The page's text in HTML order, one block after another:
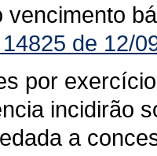
vencimento
de 12/
por
incidirão
a